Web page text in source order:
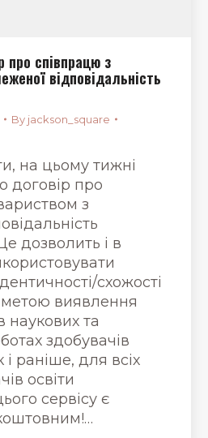
про співпрацю з
відповідальність
By jackson_square
на цьому тижні
договір про
з
дозволить і в
схожості
виявлення
наукових та
здобувачів
і раніше, для всіх
освіти
сервісу є